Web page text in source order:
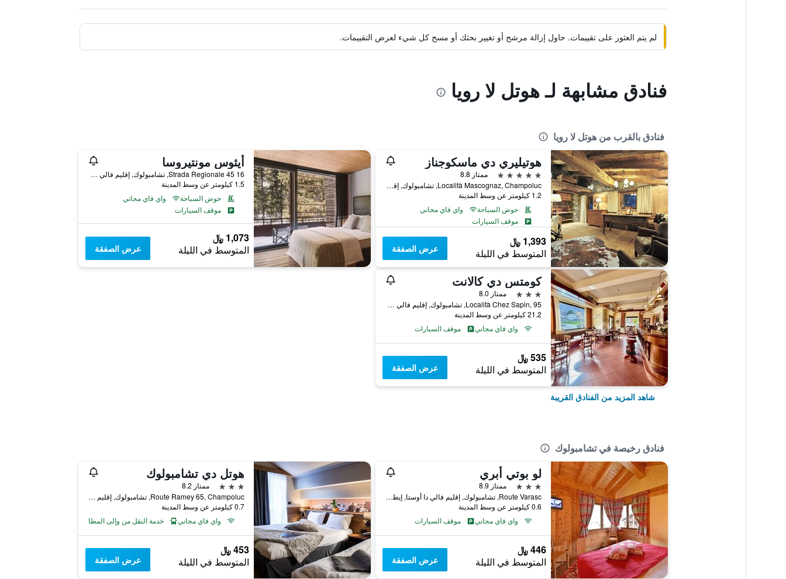
لم يتم العثور على تقييمات. حاول إزالة مرشح أو تغيير بحثك أو مسح كل شيء لعرض التقييمات.
فنادق مشابهة لـ هوتل لا رويا
فنادق بالقرب من هوتل لا رويا
هوتيليري دي ماسكوجناز
5 نجوم
ممتاز 8.8
Località Mascognaz, Champoluc, تشامبولوك, إقليم فالي دا أوستا, إيطاليا
1.2 كيلومتر عن وسط المدينة
حوض السباحة
واي فاي مجاني
موقف السيارات
1,393 ﷼
المتوسط في الليلة عرض الصفقة
أيثوس مونتيروسا
Strada Regionale 45 16, تشامبولوك, إقليم فالي دا أوستا, إيطاليا
1.5 كيلومتر عن وسط المدينة
حوض السباحة
واي فاي مجاني
موقف السيارات
1,073 ﷼
المتوسط في الليلة عرض الصفقة
كومتس دي كالانت
3 نجوم
ممتاز 8.0
Località Chez Sapin, 95, تشامبولوك, إقليم فالي دا أوستا, إيطاليا
21.2 كيلومتر عن وسط المدينة
واي فاي مجاني
موقف السيارات
535 ﷼
المتوسط في الليلة عرض الصفقة
شاهد المزيد من الفنادق القريبة
فنادق رخيصة في تشامبولوك
لو بوتي أبري
3 نجوم
ممتاز 8.9
Route Varasc, تشامبولوك, إقليم فالي دا أوستا, إيطاليا
0.6 كيلومتر عن وسط المدينة
واي فاي مجاني
موقف السيارات
446 ﷼
المتوسط في الليلة عرض الصفقة
هوتل دي تشامبولوك
3 نجوم
ممتاز 8.2
Route Ramey 65, Champoluc, تشامبولوك, إقليم فالي دا أوستا, إيطاليا
0.7 كيلومتر عن وسط المدينة
واي فاي مجاني
خدمة النقل من وإلى المطار
453 ﷼
المتوسط في الليلة عرض الصفقة